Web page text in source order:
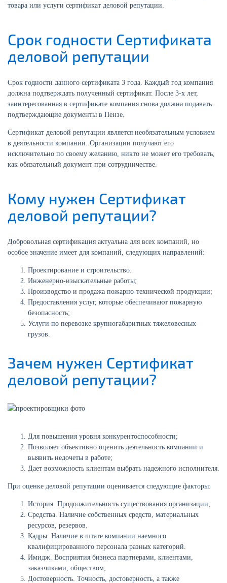
товара или услуги сертификат деловой репутации.
Срок годности Сертификата
деловой репутации
Срок годности данного сертификата 3 года. Каждый год компания
должна подтверждать полученный сертификат. После 3-х лет,
заинтересованная в сертификате компания снова должна подавать
подтверждающие документы в Пензе.
Сертификат деловой репутации является необязательным условием
в деятельности компании. Организации получают его
исключительно по своему желанию, никто не может его требовать,
как обязательный документ при сотрудничестве.
Кому нужен Сертификат
деловой репутации?
Добровольная сертификация актуальна для всех компаний, но
особое значение имеет для компаний, следующих направлений:
Проектирование и строительство.
Инженерно-изыскательные работы;
Производство и продажа пожарно-технической продукции;
Предоставления услуг, которые обеспечивают пожарную
безопасность;
Услуги по перевозке крупногабаритных тяжеловесных
грузов.
Зачем нужен Сертификат
деловой репутации?
Для повышения уровня конкурентоспособности;
Позволяет объективно оценить деятельность компании и
выявить недочеты в работе;
Дает возможность клиентам выбрать надежного исполнителя.
При оценке деловой репутации оценивается следующие факторы:
История. Продолжительность существования организации;
Средства. Наличие собственных средств, материальных
ресурсов, резервов.
Кадры. Наличие в штате компании наемного
квалифицированного персонала разных категорий.
Имидж. Восприятия бизнеса партнерами, клиентами,
заказчиками, обществом;
Достоверность. Точность, достоверность, а также